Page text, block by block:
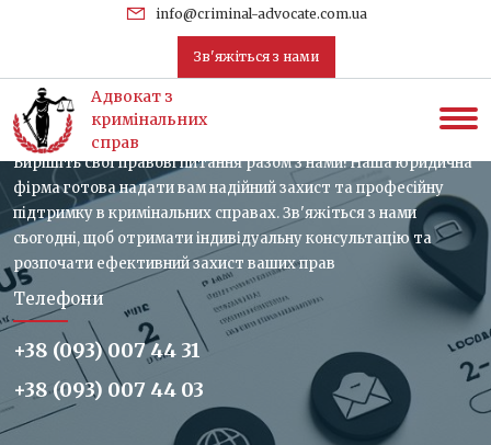
info@criminal-advocate.com.ua
Зв'яжіться з нами
Адвокат з
кримінальних
справ
Зв'яжіться з нами, отримайте
консультацію
Вирішіть свої правові питання разом з нами! Наша юридична
фірма готова надати вам надійний захист та професійну
підтримку в кримінальних справах. Зв'яжіться з нами
сьогодні, щоб отримати індивідуальну консультацію та
розпочати ефективний захист ваших прав
Телефони
+38 (093) 007 44 31
+38 (093) 007 44 03